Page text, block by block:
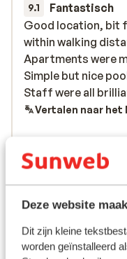
Deze website
Dit zijn kleine
worden geïnstalleerd
9.1 Fantastisch
Good location, bit
within walking
Apartments were
Simple but nice
Staff were all
Good location, bit
within walking
Apartments were
Simple but nice
Staff were all
Vertalen naar het
Met partner
Ligging